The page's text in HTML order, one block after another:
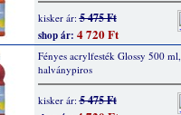
kisker ár:5 475 Ft
shop ár: 4 720 Ft
Fényes acrylfesték Glossy 500 ml,
halványpiros
kisker ár:5 475 Ft